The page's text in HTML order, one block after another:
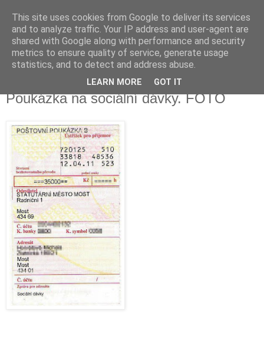
Fakečlánky
Věř všemu co tady vidíš.
neděle 8. října 2017
Poukázka na sociální dávky. FOTO
This site uses cookies from Google to deliver its services
and to analyze traffic. Your IP address and user-agent are
shared with Google along with performance and security
metrics to ensure quality of service, generate usage
statistics, and to detect and address abuse.
LEARN MORE GOT IT